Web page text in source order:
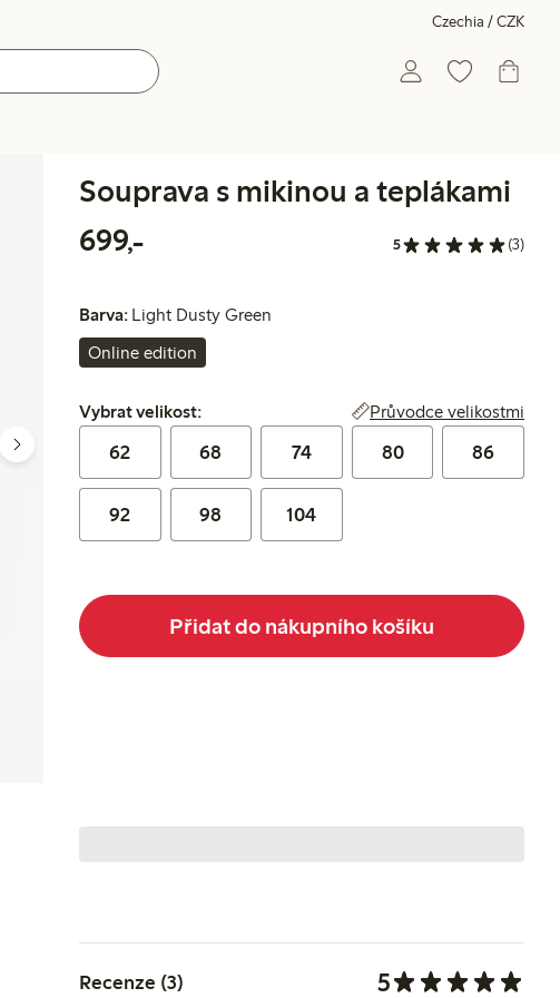
Czechia / CZK
Souprava s mikinou a teplákami
699,-
5 (3)
Barva: Light Dusty Green
Online edition
Vybrat velikost:
Vybrat velikost: Průvodce velikostmi
62 68 74 80 86
92 98 104
Přidat do nákupního košíku
Recenze (3) 5